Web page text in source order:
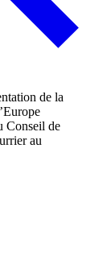
Conseil de
au